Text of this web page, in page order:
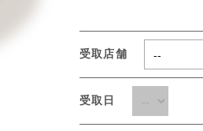
受取店舗
受取日